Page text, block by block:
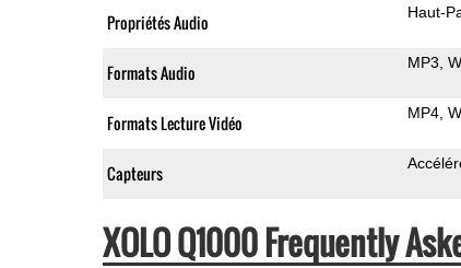
Propriétés Audio Haut-
Formats Audio MP3
Formats Lecture Vidéo MP4
Capteurs
XOLO Q1000 Frequently